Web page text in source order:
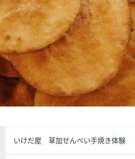
いけだ屋 草加せんべい手焼き体験